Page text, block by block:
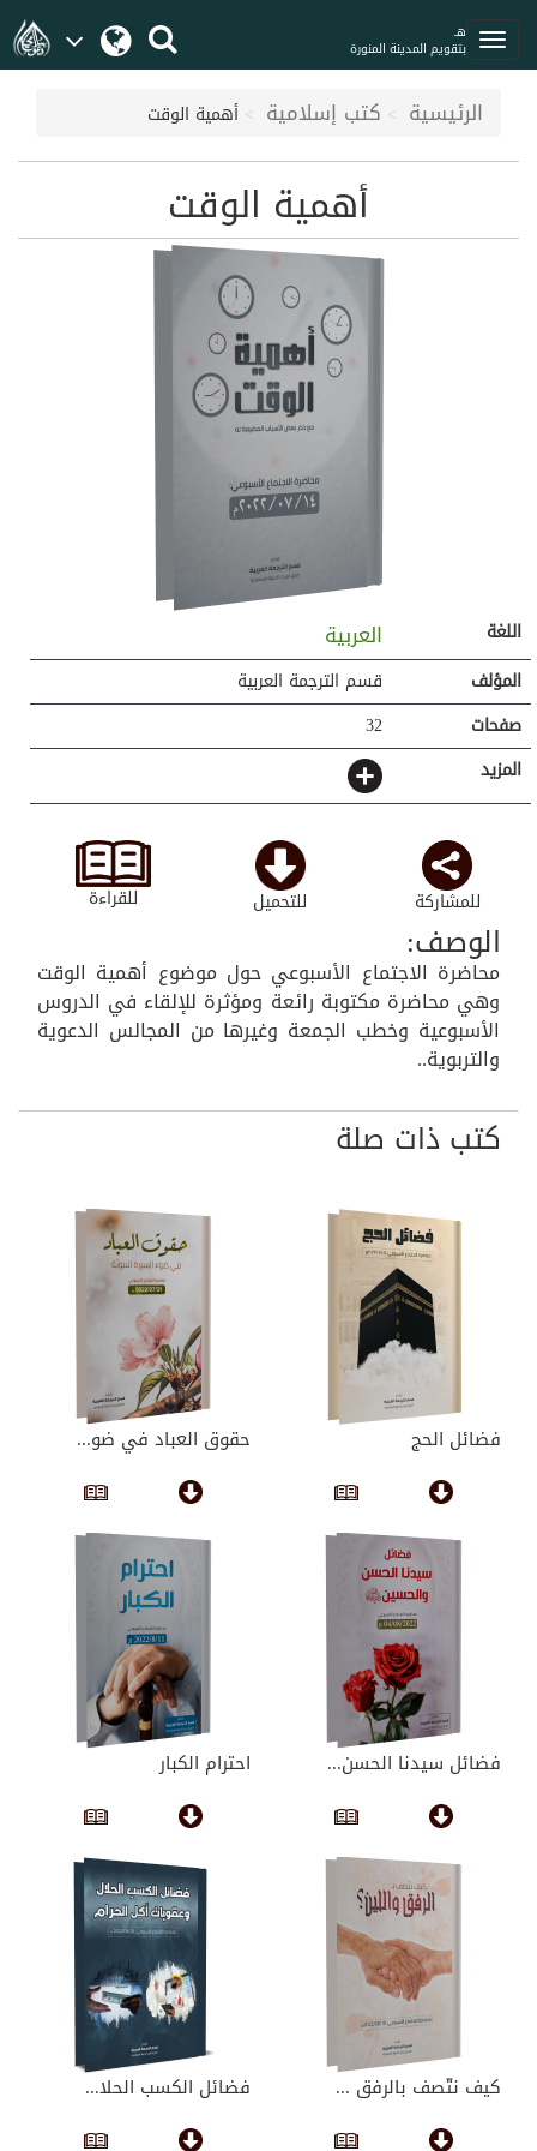
هـ
بتقويم المدينة المنورة
الرئيسية كتب إسلامية أهمية الوقت
أهمية الوقت
اللغة العربية
المؤلف
قسم الترجمة العربية
صفحات
32
المزيد
للقراءة للتحميل للمشاركة
الوصف:
محاضرة الاجتماع الأسبوعي حول موضوع أهمية الوقت
وهي محاضرة مكتوبة رائعة ومؤثرة للإلقاء في الدروس
الأسبوعية وخطب الجمعة وغيرها من المجالس الدعوية
والتربوية..
كتب ذات صلة
فضائل الحج حقوق العباد في ضو...
فضائل سيدنا الحسن... احترام الكبار
كيف نتّصف بالرفق ... فضائل الكسب الحلا...